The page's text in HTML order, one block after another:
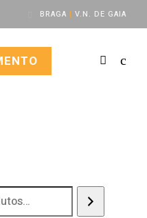
BRAGA | V.N. DE GAIA